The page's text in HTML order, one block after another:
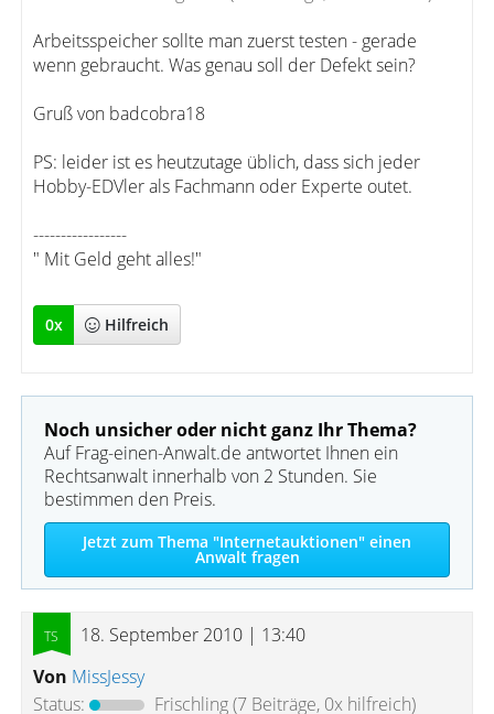
Arbeitsspeicher sollte man zuerst testen - gerade
wenn gebraucht. Was genau soll der Defekt sein?
Gruß von badcobra18
PS: leider ist es heutzutage üblich, dass sich jeder
Hobby-EDVler als Fachmann oder Experte outet.
-----------------
" Mit Geld geht alles!"
0x Hilfreich
Noch unsicher oder nicht ganz Ihr Thema?
Auf Frag-einen-Anwalt.de antwortet Ihnen ein
Rechtsanwalt innerhalb von 2 Stunden. Sie
bestimmen den Preis.
Jetzt zum Thema "Internetauktionen" einen
Anwalt fragen
18. September 2010 | 13:40
Von MissJessy
Status:
Frischling(7 Beiträge, 0x hilfreich)